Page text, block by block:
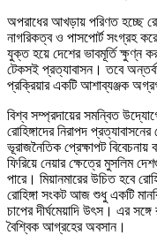
অপরাধের আখড়ায় পরিণত হচ্ছে
নাগরিকত্ব ও পাসপোর্ট সংগ্রহ করে
যুক্ত হয়ে দেশের ভাবমূর্তি ক্ষুণ্ন
টেকসই প্রত্যাবাসন। তবে
প্রক্রিয়ার একটি আশাব্যঞ্জক
বিশ্ব সম্প্রদায়ের সমন্বিত
রোহিঙ্গাদের নিরাপদ
ভূরাজনৈতিক প্রেক্ষাপট বিবেচনায়
ফিরিয়ে নেয়ার ক্ষেত্রে মুসলিম
পারে। মিয়ানমারের উচিত হবে
রোহিঙ্গা সংকট আজ শুধু একটি
চাপের দীর্ঘমেয়াদি উৎস। এর
বৈশ্বিক আগ্রহের অবসান।